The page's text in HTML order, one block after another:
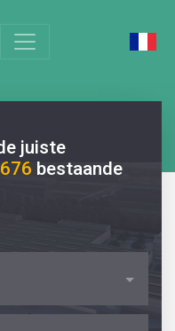
juiste
bestaande